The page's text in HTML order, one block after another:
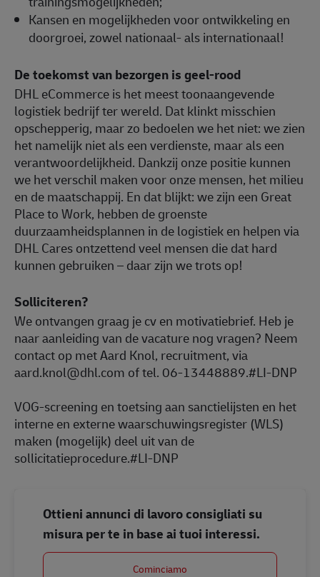
Kansen en mogelijkheden voor ontwikkeling en
doorgroei, zowel nationaal- als internationaal!
De toekomst van bezorgen is geel-rood
DHL eCommerce is het meest toonaangevende
logistiek bedrijf ter wereld. Dat klinkt misschien
opschepperig, maar zo bedoelen we het niet: we zien
het namelijk niet als een verdienste, maar als een
verantwoordelijkheid. Dankzij onze positie kunnen
we het verschil maken voor onze mensen, het milieu
en de maatschappij. En dat blijkt: we zijn een Great
Place to Work, hebben de groenste
duurzaamheidsplannen in de logistiek en helpen via
DHL Cares ontzettend veel mensen die dat hard
kunnen gebruiken – daar zijn we trots op!
Solliciteren?
We ontvangen graag je cv en motivatiebrief. Heb je
naar aanleiding van de vacature nog vragen? Neem
contact op met Aard Knol, recruitment, via
aard.knol@dhl.com of tel. 06-13448889.#LI-DNP
VOG-screening en toetsing aan sanctielijsten en het
interne en externe waarschuwingsregister (WLS)
maken (mogelijk) deel uit van de
sollicitatieprocedure.#LI-DNP
Ottieni annunci di lavoro consigliati su
misura per te in base ai tuoi interessi.
Cominciamo